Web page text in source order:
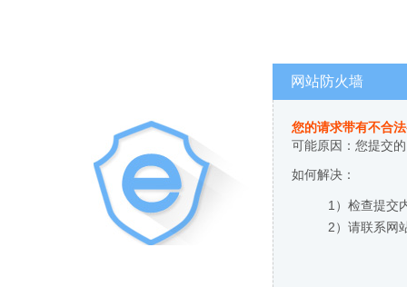
网站防火墙
您的请求带有不合
可能原因：您提交
如何解决：
1）检查提交
2）请联系网